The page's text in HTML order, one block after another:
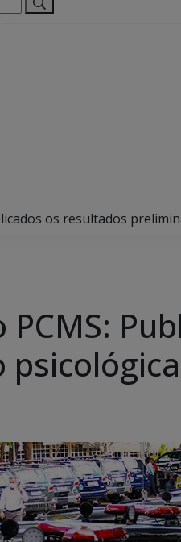
os resultados
PCMS:
psicológica